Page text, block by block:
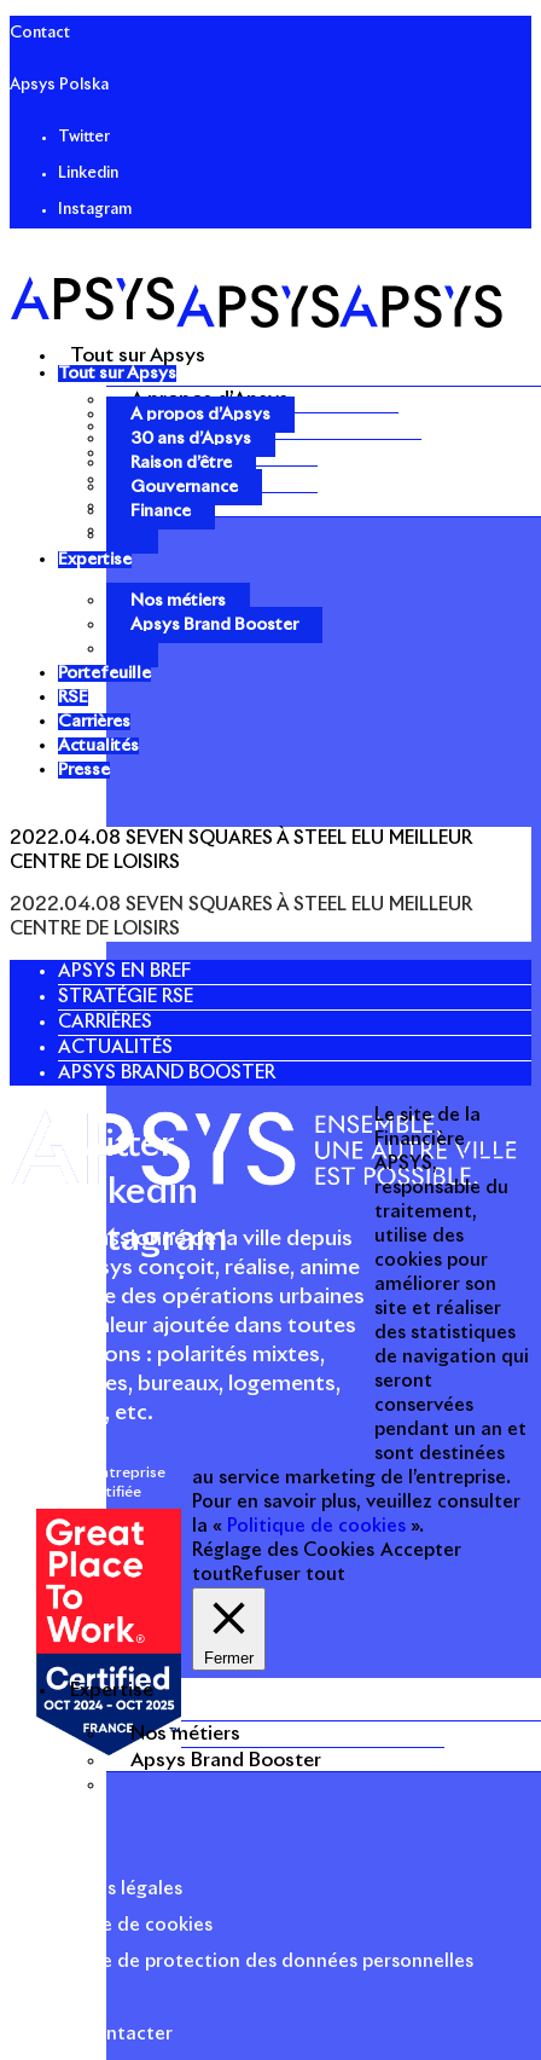
Contact
Apsys Polska
Twitter
Linkedin
Instagram
Tout sur Apsys
A propos d’Apsys
30 ans d’Apsys
Raison d’être
Gouvernance
Finance
Expertise
Nos métiers
Apsys Brand Booster
Tout sur Apsys
A propos d’Apsys
30 ans d’Apsys
Raison d’être
Gouvernance
Finance
Expertise
Nos métiers
Apsys Brand Booster
Portefeuille
RSE
Carrières
Actualités
Presse
2022.04.08 SEVEN SQUARES À STEEL ELU MEILLEUR
CENTRE DE LOISIRS
2022.04.08 SEVEN SQUARES À STEEL ELU MEILLEUR
CENTRE DE LOISIRS
APSYS EN BREF
STRATÉGIE RSE
CARRIÈRES
ACTUALITÉS
APSYS BRAND BOOSTER
Acteur passionné de la ville depuis
1996, Apsys conçoit, réalise, anime
et valorise des opérations urbaines
à forte valeur ajoutée dans toutes
les fonctions : polarités mixtes,
commerces, bureaux, logements,
hôtellerie, etc.
Une entreprise
certifiée
Mentions légales
Politique de cookies
Politique de protection des données personnelles
Nous contacter
Twitter
Linkedin
Instagram
Le site de la
Financière
APSYS,
responsable du
traitement,
utilise des
cookies pour
améliorer son
site et réaliser
des statistiques
de navigation qui
seront
conservées
pendant un an et
sont destinées
au service marketing de l’entreprise.
Pour en savoir plus, veuillez consulter
la « Politique de cookies ».
Réglage des Cookies Accepter
tout Refuser tout
Fermer